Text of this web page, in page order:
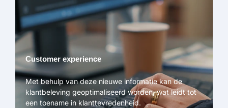
Customer experience
Met behulp van deze nieuwe informatie kan de
klantbeleving geoptimaliseerd worden, wat leidt tot
een toename in klanttevredenheid.